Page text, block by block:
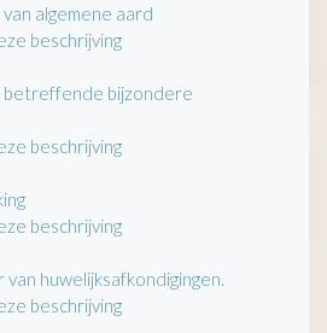
algemene aard
beschrijving
betreffende bijzondere
beschrijving
beschrijving
van huwelijksafkondigingen.
beschrijving